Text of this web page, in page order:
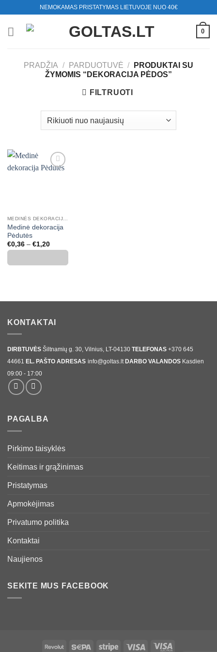
content
NEMOKAMAS PRISTATYMAS LIETUVOJE NUO 40€
0
PRADŽIA / PARDUOTUVĖ /
PRODUKTAI SU
ŽYMOMIS “DEKORACIJA PĖDOS”
FILTRUOTI
Medinė dekoracija
Pėdutės
€0,36 – €1,20Price
range:
through
KONTAKTAI
DIRBTUVĖS Šiltnamių g. 30, Vilnius, LT-04130 TELEFONAS +370 645
44661 EL. PAŠTO ADRESAS info@goltas.lt DARBO VALANDOS Kasdien
09:00 - 17:00
PAGALBA
Pirkimo taisyklės
Keitimas ir grąžinimas
Pristatymas
Apmokėjimas
Privatumo politika
Kontaktai
Naujienos
SEKITE MUS FACEBOOK